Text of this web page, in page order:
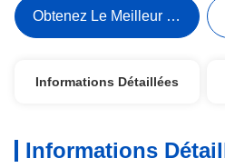
Obtenez Le Meilleur Prix
Informations Détaillées
Informations